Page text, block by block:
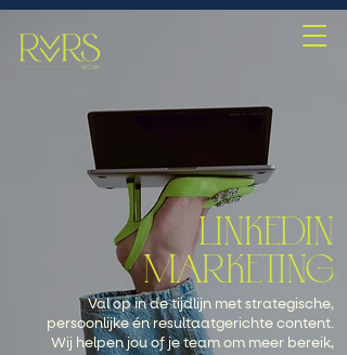
LINKEDIN
MARKETING
Val op in de tijdlijn met strategische,
persoonlijke én resultaatgerichte content.
Wij helpen jou of je team om meer bereik,